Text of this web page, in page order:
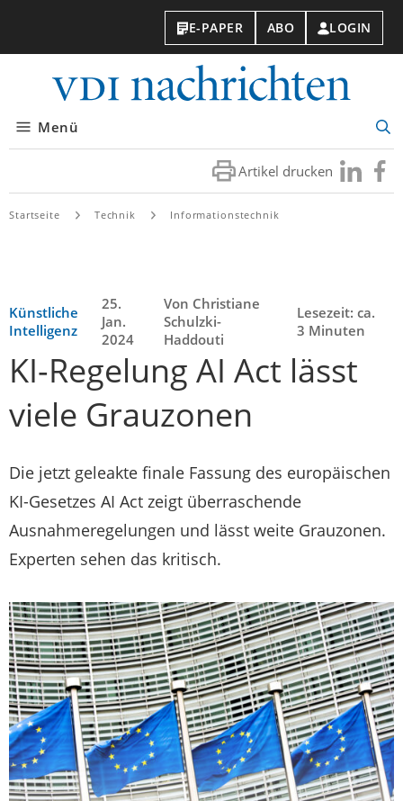
E-PAPER ABO LOGIN
Menü
Artikel drucken Besuchen
Sie
Sie
Startseite Technik Informationstechnik
Künstliche
Intelligenz
25.
Jan.
2024
Von Christiane
Schulzki-
Haddouti
Lesezeit: ca.
3 Minuten
KI-Regelung AI Act lässt
viele Grauzonen
Die jetzt geleakte finale Fassung des europäischen
KI-Gesetzes AI Act zeigt überraschende
Ausnahmeregelungen und lässt weite Grauzonen.
Experten sehen das kritisch.